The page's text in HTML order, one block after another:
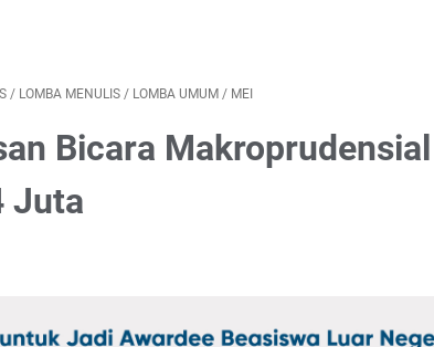
/ LOMBA MENULIS / LOMBA UMUM / MEI
Bicara Makroprudensial
Juta